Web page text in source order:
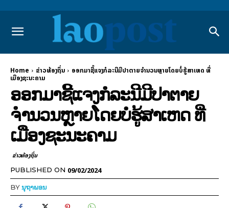
Home ຂ່າວທ້ອງຖິ່ນ
ອອກມາຊີ້ແຈງກໍລະນີມີປາຕາຍຈຳນວນຫຼາຍໂດຍບໍ່ຮູ້ສາເຫດ ທີ່
ເມືອງຊະນະຄາມ
ອອກມາຊີ້ແຈງກໍລະນີມີປາຕາຍ
ຈຳນວນຫຼາຍໂດຍບໍ່ຮູ້ສາເຫດ ທີ່
ເມືອງຊະນະຄາມ
ຂ່າວທ້ອງຖິ່ນ
PUBLISHED ON 09/02/2024
BYນຸຖາພອນ